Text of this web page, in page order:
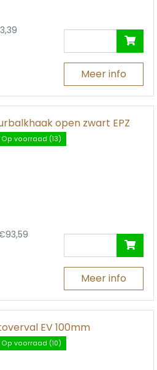
Meer info
open zwart EPZ
voorraad (13)
Meer info
EV 100mm
voorraad (10)